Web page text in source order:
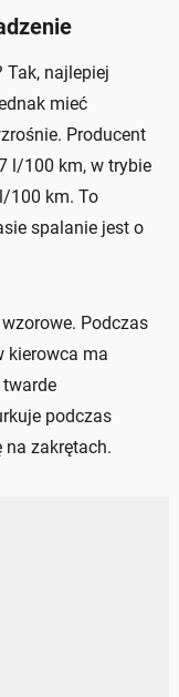
Tak, najlepiej
mieć
Producent
l/100 km, w trybie
100 km. To
spalanie jest o
Podczas
kierowca ma
podczas
na zakrętach.